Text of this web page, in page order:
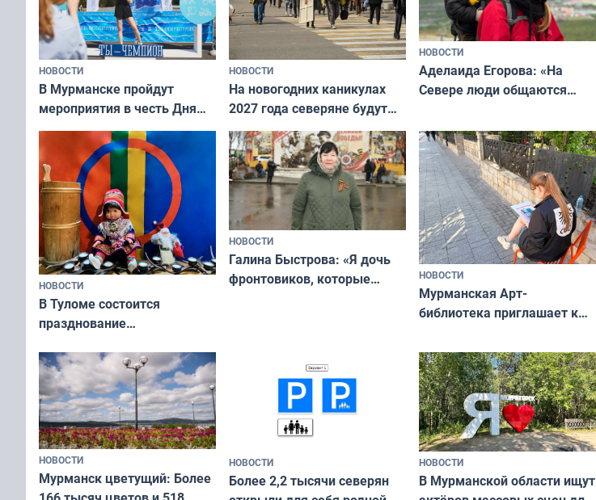
НОВОСТИ
В Мурманске пройдут
мероприятия в честь Дня
физкультурника
НОВОСТИ
На новогодних каникулах
2027 года северяне будут
отдыхать 11 дней
НОВОСТИ
Аделаида Егорова: «На
Севере люди общаются
а потому что
ты им интересен»
НОВОСТИ
В Туломе состоится
празднование
коренных народов мира
НОВОСТИ
Галина Быстрова: «Я дочь
фронтовиков, которые
НОВОСТИ
Мурманская Арт-
библиотека приглашает к
и фотографов
НОВОСТИ
Мурманск цветущий: Более
НОВОСТИ
Более 2,2 тысячи северян
НОВОСТИ
В Мурманской области ищут